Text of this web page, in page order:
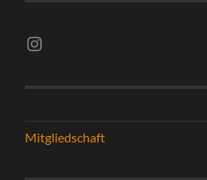
Instagram vsghelmstadt.volleyball
Mitgliedschaft